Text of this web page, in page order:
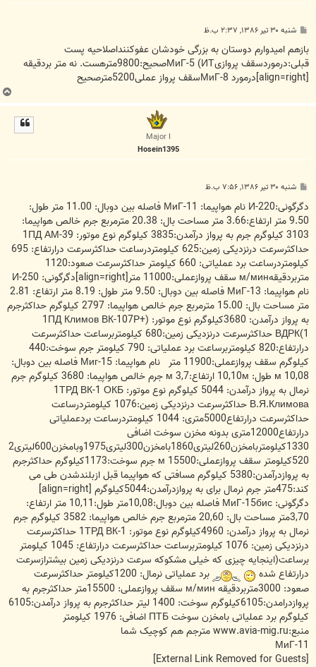
ت
شنبه ۳۰ تیر ۱۳۸۶, ۲:۳۷ ب.ظ
بازهم امیدوارم دوستان به بزرگی خودشان عفوکننداصلاحیه پست
قبلی:درموردسقف پروازیМиГ-5 (ИТصحیح:9800مترهست. نه متر بردقیقه
[align=right]درمورد МиГ-8سقف پرواز عملی5200مترصحیح
Major I
Hosein1395
ت
شنبه ۳۰ تیر ۱۳۸۶, ۷:۵۶ ب.ظ
دگرگونی:И-220 نام هواپیما: МиГ-11 فاصله بین دوبال: 11.00 متر طول:
9.50 متر ارتفاع:3.66 متر مساحت بال: 20.38 مترمربع جرم خالص هواپیما:
3103 کیلوگرم جرم به پرواز درآمدن:3835 کیلوگرم نوع موتور: 1ПД АМ-39
حداکثرسرعت درنزدیکی زمین:625 کیلومتردرساعت حداکثرسرعت درارتفاع: 695
کیلومتردرساعت برد عملیاتی: 660 کیلومتر حداکثرسرعت صعود:1120
متربردقیقهм/мин سقف پروازعملی:11000 متر[align=right]دگرگونی: И-250
نام هواپیما: МиГ-13 فاصله بین دوبال: 9.50 متر طول: 8.19 متر ارتفاع: 2.81
متر مساحت بال: 15.00 مترمربع جرم خالص هواپیما: 2797 کیلوگرم حداکثرجرم
به پرواز درآمدن: 3680کیلوگرم نوع موتور: (1ПД Климов ВК-107Р+
ВДРК(1 حداکثرسرعت درنزدیکی زمین:680 کیلومتربرساعت حداکثرسرعت
درارتفاع:820 کیلومتربرساعت برد عملیاتی: 790 کیلومتر جرم سوخت:440
کیلوگرم سقف پروازعملی:11900 متر نام هواپیما: Миг-15 فاصله بین دوبال:
10,08 м طول: 10,10м ارتفاع:3,7 м جرم خالص هواپیما: 3680 کیلوگرم جرم
نرمال به پرواز درآمدن: 5044 کیلوگرم نوع موتور: 1ТРД ВК-1 ОКБ
В.Я.Климова حداکثرسرعت درنزدیکی زمین:1076 کیلومتردرساعت
حداکثرسرعت درارتفاع5000متری: 1044 کیلومتردرساعت بردعملیاتی
درارتفاع12000متری بدونه مخزن سوخت اضافی
1330کیلومتربامخزن260لیتری1860بامخزن300لیتری1975وبامخزن600لیتری2
520کیلومتر سقف پروازعملی:15500 м جرم سوخت:1173کیلوگرم حداکثرجرم
به پروازدرآمدن:5380 کیلوگرم مسافتی که هواپیما قبل ازبلندشدن طی می
کند:475متر جرم نرمال برای به پروازدرآمدن:5044کیلوگرم [align=right]
دگرگونی: МиГ-15бис فاصله بین دوبال:10,08متر طول:10,11 متر ارتفاع:
3,70متر مساحت بال: 20,60 مترمربع جرم خالص هواپیما: 3582 کیلوگرم جرم
نرمال به پرواز درآمدن: 4960کیلوگرم نوع موتور: 1ТРД ВК-1 حداکثرسرعت
درنزدیکی زمین: 1076 کیلومتربرساعت حداکثرسرعت درارتفاع: 1045 کیلومتر
برساعت(اینجایه چیزی که خیلی مشکوکه سرعت درنزدیکی زمین بیشترازسرعت
درارتفاع شده
برد عملیاتی نرمال: 1200کیلومتر حداکثرسرعت
صعود: 3000متربردقیقه м/мин سقف پروازعملی: 15500متر حداکثرجرم به
پروازدرامدن:6105کیلوگرم سوخت: 1400 لیتر حداکثرجرم به پرواز درآمدن:6105
کیلوگرم برد عملیاتی بامخزن سوخت ПТБ اضافی: 1976 کیلومتر
منبع:www.avia-mig.ru مترجم هم کوچیک شما
МиГ-11
[External Link Removed for Guests]